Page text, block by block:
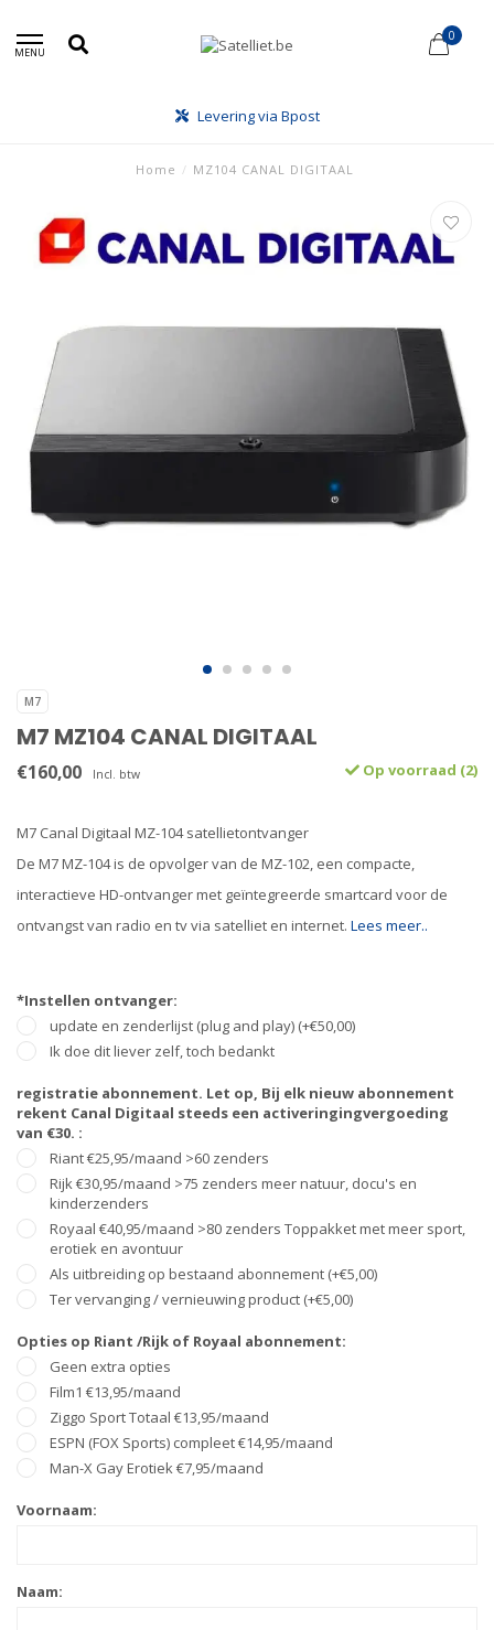
MENU
0
Levering via Bpost
Home / MZ104 CANAL DIGITAAL
M7
M7 MZ104 CANAL DIGITAAL
€160,00 Incl. btw Op voorraad (2)
M7 Canal Digitaal MZ-104 satellietontvanger
De M7 MZ-104 is de opvolger van de MZ-102, een compacte,
interactieve HD-ontvanger met geïntegreerde smartcard voor de
ontvangst van radio en tv via satelliet en internet. Lees meer..
*Instellen ontvanger:
update en zenderlijst (plug and play) (+€50,00)
Ik doe dit liever zelf, toch bedankt
registratie abonnement. Let op, Bij elk nieuw abonnement
rekent Canal Digitaal steeds een activeringingvergoeding
van €30. :
Riant €25,95/maand >60 zenders
Rijk €30,95/maand >75 zenders meer natuur, docu's en
kinderzenders
Royaal €40,95/maand >80 zenders Toppakket met meer sport,
erotiek en avontuur
Als uitbreiding op bestaand abonnement (+€5,00)
Ter vervanging / vernieuwing product (+€5,00)
Opties op Riant /Rijk of Royaal abonnement:
Geen extra opties
Film1 €13,95/maand
Ziggo Sport Totaal €13,95/maand
ESPN (FOX Sports) compleet €14,95/maand
Man-X Gay Erotiek €7,95/maand
Voornaam:
Naam: